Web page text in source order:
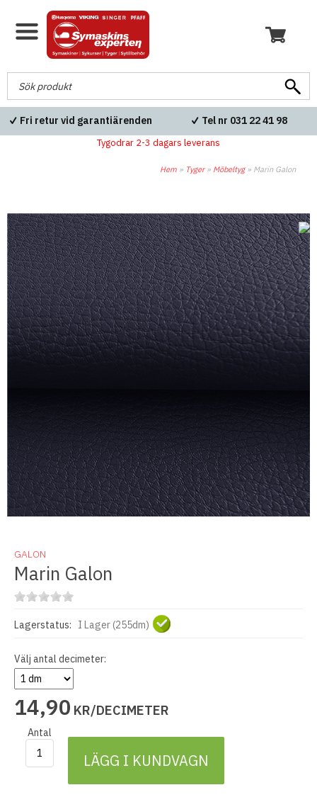
Fri retur vid garantiärenden Tel nr 031 22 41 98
Tygodrar 2-3 dagars leverans
Hem » Tyger» Möbeltyg» Marin Galon
GALON
Marin Galon
Lagerstatus: I Lager (255dm)
Välj antal decimeter:
14,90 KR/DECIMETER
Antal
LÄGG I KUNDVAGN